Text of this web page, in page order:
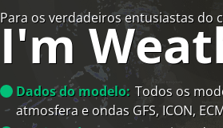
Para os verdadeiros entusiastas do
I'm
Dados do modelo: Todos os
atmosfera e ondas GFS, ICON,